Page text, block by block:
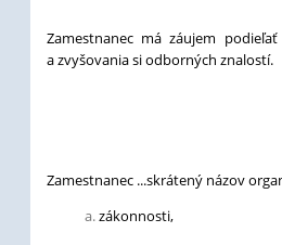
Zamestnanec má záujem
a zvyšovania si odborných znalostí.
Zamestnanec ...skrátený názov
zákonnosti,